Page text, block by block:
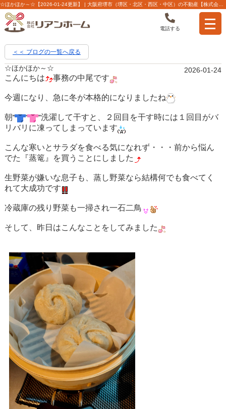
電話する
＜＜ ブログの一覧へ戻る
☆ほかほか～☆ 2026-01-24
こんにちは 事務の中尾です
今週になり、急に冬が本格的になりましたね
朝
洗濯して干すと、２回目を干す時には１回目がバ
リバリに凍ってしまっています
こんな寒いとサラダを食べる気になれず・・・前から悩ん
でた
『蒸篭』 を買うことにしました
生野菜が嫌いな息子も、蒸し野菜なら結構何でも食べてく
れて大成功です
冷蔵庫の残り野菜も一掃され一石二鳥
そして、昨日はこんなことをしてみました